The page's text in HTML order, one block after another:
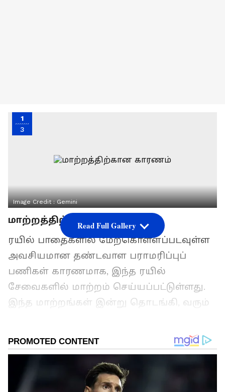
1
3
Image Credit :Gemini
மாற்றத்திற்கான காரணம்
ரயில் பாதைகளில் மேற்கொள்ளப்படவுள்ள
அவசியமான தண்டவாள பராமரிப்புப்
பணிகள் காரணமாக, இந்த ரயில்
சேவைகளில் மாற்றம் செய்யப்பட்டுள்ளது.
இந்த மாற்றங்கள் இன்று தொடங்கி, வரும்
இருக்கும் என்று தெரிவிக்கப்பட்டுள்ளது.
ஏசியாநெட் தமிழ்-ஐ உங்கள் முதன்மைத்
தேர்வாக்குங்கள்
Read Full Gallery